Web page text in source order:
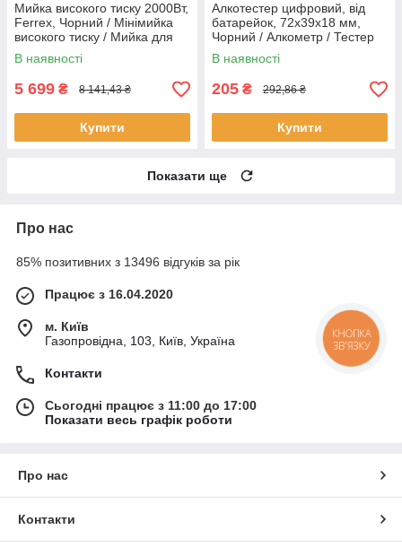
Мийка високого тиску 2000Вт,
Ferrex, Чорний / Мінімийка
високого тиску / Мийка для
авто
В наявності
5 699 ₴ 8 141,43 ₴
Купити
Алкотестер цифровий, від
батарейок, 72х39х18 мм,
Чорний / Алкометр / Тестер
на алкоголь
В наявності
205 ₴ 292,86 ₴
Купити
Показати ще
Про нас
85% позитивних з 13496 відгуків за рік
Працює з 16.04.2020
м. Київ
Газопровідна, 103, Київ, Україна
Контакти
Сьогодні працює з 11:00 до 17:00
Показати весь графік роботи
Про нас
Контакти
КНОПКА
ЗВ'ЯЗКУ